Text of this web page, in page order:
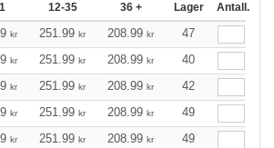
12-35 36 + Lager Antall.
kr 251.99 kr 208.99 kr
47
kr 251.99 kr 208.99 kr
40
kr 251.99 kr 208.99 kr
42
kr 251.99 kr 208.99 kr
49
kr 251.99 kr 208.99 kr
49